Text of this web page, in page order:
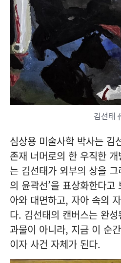
김선태
심상용 미술사학 박사는 김
존재 너머로의 한 우직한
는 김선태가 외부의 상을
의 윤곽선’을 표상화한다
아와 대면하고, 자아 속의
다. 김선태의 캔버스는 완
과물이 아니라, 지금 이 순
이자 사건 자체가 된다.